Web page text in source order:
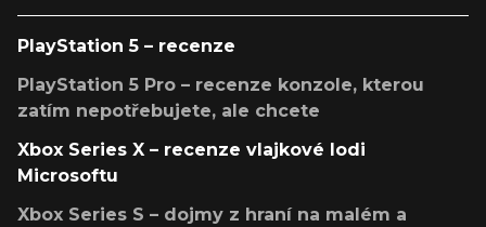
PlayStation 5 – recenze
PlayStation 5 Pro – recenze konzole, kterou
zatím nepotřebujete, ale chcete
Xbox Series X – recenze vlajkové lodi
Microsoftu
Xbox Series S – dojmy z hraní na malém a